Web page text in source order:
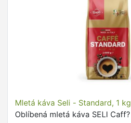
Mletá káva Seli - Standard, 1 kg
Oblíbená mletá káva SELI Caff?